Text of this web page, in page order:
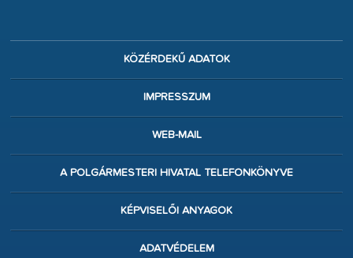
KÖZÉRDEKŰ ADATOK
IMPRESSZUM
WEB-MAIL
A POLGÁRMESTERI HIVATAL TELEFONKÖNYVE
KÉPVISELŐI ANYAGOK
ADATVÉDELEM